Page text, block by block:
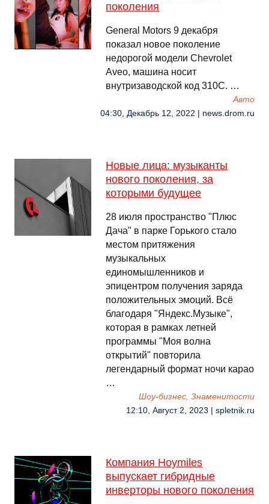
поколения
General Motors 9 декабря
показал новое поколение
недорогой модели Chevrolet
Aveo, машина носит
внутризаводской код 310C. …
Авто
04:30, Декабрь 12, 2022 | news.drom.ru
Новые лица: музыканты
нового поколения, за
которыми будущее
28 июля пространство "Плюс
Дача" в парке Горького стало
местом притяжения
музыкальных
единомышленников и
эпицентром получения заряда
положительных эмоций. Всё
благодаря "Яндекс.Музыке",
которая в рамках летней
программы "Моя волна
открытий" повторила
легендарный формат ночи карао
…
Шоу-бизнес, Знаменитости
12:10, Август 2, 2023 | spletnik.ru
Компания Hoymiles
выпускает гибридные
инверторы нового поколения